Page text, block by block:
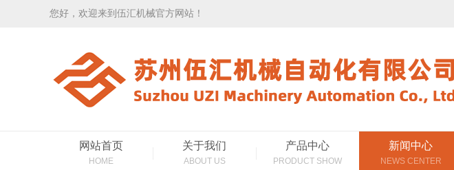
您好，欢迎来到伍汇机械官方网站！
网站首页
HOME
关于我们
ABOUT US
产品中心
PRODUCT SHOW
新闻中心
NEWS CENTER